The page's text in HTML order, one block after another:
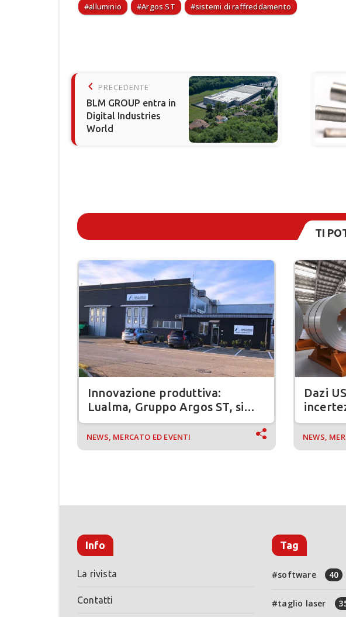
alluminio Argos ST sistemi di raffreddamento
keyboard_arrow_left PRECEDENTE
BLM GROUP entra in
Digital Industries
World
TI
Innovazione produttiva:
Lualma, Gruppo Argos ST, si
rinnova
NEWS, MERCATO ED EVENTI
Dazi
globale
NEWS,
Info
La rivista
Contatti
Tag
software 40
taglio laser